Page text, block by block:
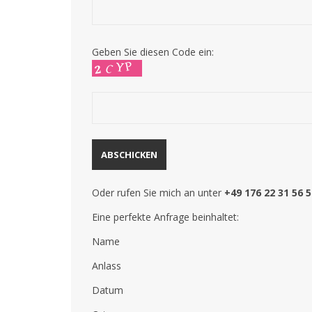
Geben Sie diesen Code ein:
Oder rufen Sie mich an unter +49 176 22 31 56
Eine perfekte Anfrage beinhaltet:
Name
Anlass
Datum